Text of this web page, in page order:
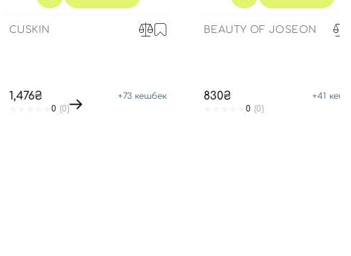
CUSKIN
1,476₴ +73 кешбек
0 (0)
BEAUTY OF JOSEON
830₴ +41
0 (0)